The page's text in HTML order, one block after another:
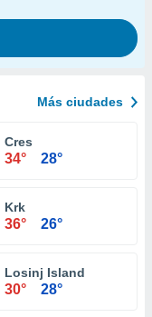
Más ciudades
Cres
34° 28°
Krk
36° 26°
Losinj Island
30° 28°